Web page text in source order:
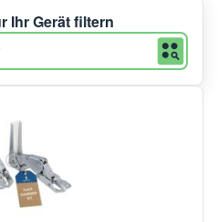
Ihr Gerät filtern